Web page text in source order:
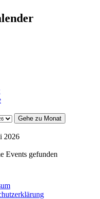
Gehe zu Monat
2026
Events gefunden